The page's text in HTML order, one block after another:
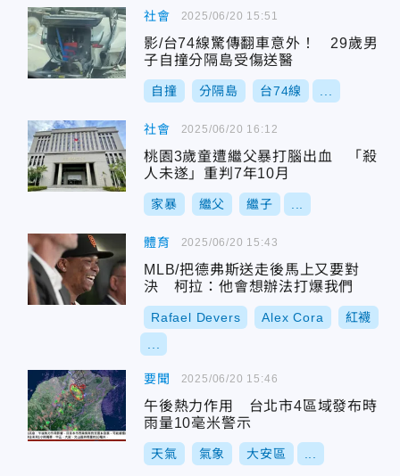
社會
影/台74線驚傳翻車意外！ 29歲男
子自撞分隔島受傷送醫
自撞 分隔島 台74線
2025/06/20 15:51
社會
桃園3歲童遭繼父暴打腦出血 「殺
人未遂」重判7年10月
家暴 繼父 繼子
2025/06/20 16:12
體育
MLB/把德弗斯送走後馬上又要對
決 柯拉：他會想辦法打爆我們
Rafael Devers Alex Cora 紅襪
2025/06/20 15:43
要聞
午後熱力作用 台北市4區域發布時
雨量10毫米警示
天氣 氣象 大安區
2025/06/20 15:46